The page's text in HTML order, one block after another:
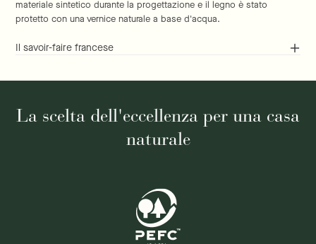
materiale sintetico durante la progettazione e il legno è stato
protetto con una vernice naturale a base d'acqua.
Il savoir-faire francese
La scelta dell'eccellenza per una casa
naturale